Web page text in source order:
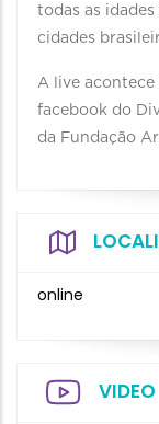
todas as
cidades
A live acontece
facebook do
da Fundação
online
VIDEO